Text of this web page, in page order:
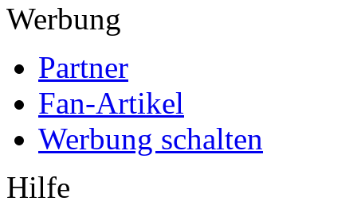
Werbung
Partner
Fan-Artikel
Werbung schalten
Hilfe